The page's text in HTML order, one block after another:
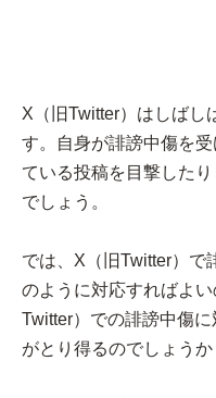
X（旧Twitter）はしばし
す。自身が誹謗中傷を
ている投稿を目撃した
でしょう。
では、X（旧Twitter）で
のように対応すればよ
Twitter）での誹謗中傷
がとり得るのでしょうか